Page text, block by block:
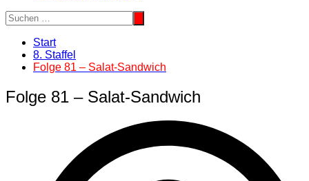
Start
8. Staffel
Folge 81 – Salat-Sandwich
Folge 81 – Salat-Sandwich